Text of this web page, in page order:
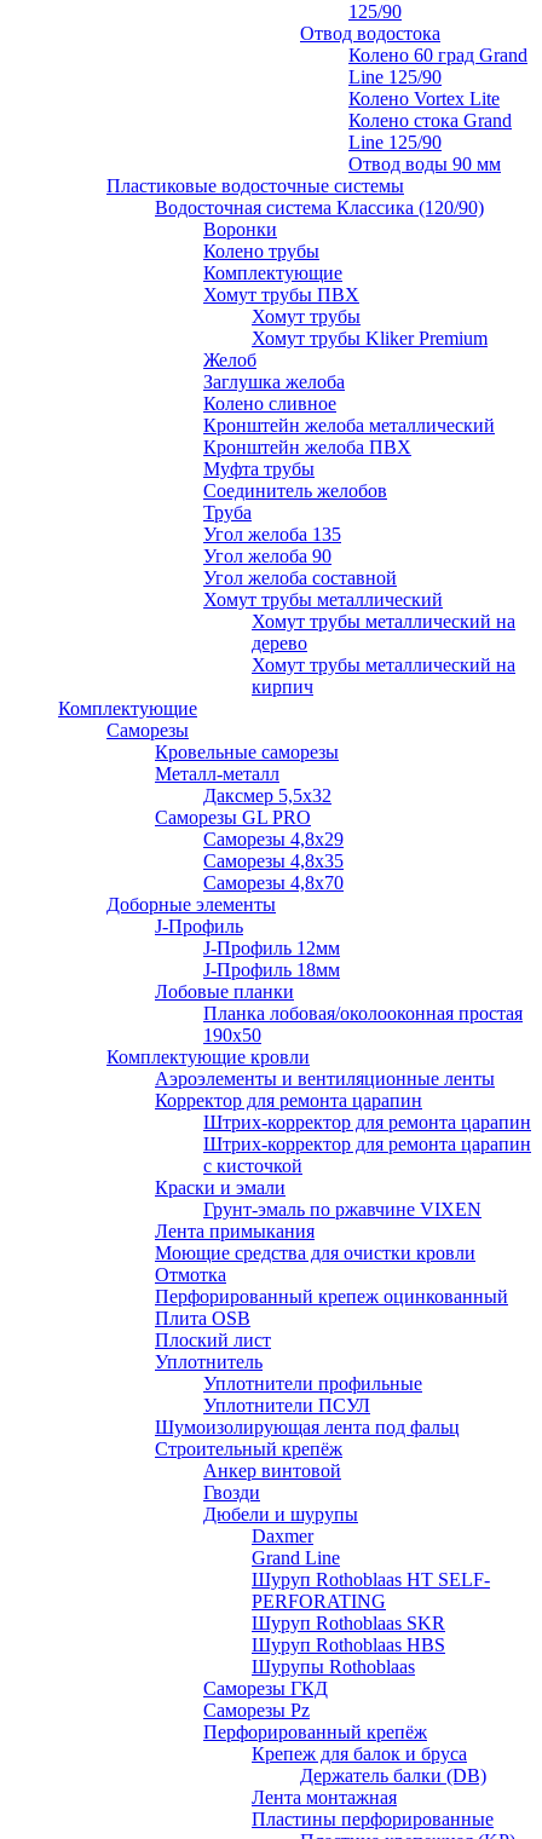
125/90
Отвод водостока
Колено 60 град Grand
Line 125/90
Колено Vortex Lite
Колено стока Grand
Line 125/90
Отвод воды 90 мм
Пластиковые водосточные системы
Водосточная система Классика (120/90)
Воронки
Колено трубы
Комплектующие
Хомут трубы ПВХ
Хомут трубы
Хомут трубы Kliker Premium
Желоб
Заглушка желоба
Колено сливное
Кронштейн желоба металлический
Кронштейн желоба ПВХ
Муфта трубы
Соединитель желобов
Труба
Угол желоба 135
Угол желоба 90
Угол желоба составной
Хомут трубы металлический
Хомут трубы металлический на
дерево
Хомут трубы металлический на
кирпич
Комплектующие
Саморезы
Кровельные саморезы
Металл-металл
Даксмер 5,5х32
Саморезы GL PRO
Сaморезы 4,8х29
Сaморезы 4,8х35
Сaморезы 4,8х70
Доборные элементы
J-Профиль
J-Профиль 12мм
J-Профиль 18мм
Лобовые планки
Планка лобовая/околооконная простая
190х50
Комплектующие кровли
Аэроэлементы и вентиляционные ленты
Корректор для ремонта царапин
Штрих-корректор для ремонта царапин
Штрих-корректор для ремонта царапин
с кисточкой
Краски и эмали
Грунт-эмаль по ржавчине VIXEN
Лента примыкания
Моющие средства для очистки кровли
Отмотка
Перфорированный крепеж оцинкованный
Плита OSB
Плоский лист
Уплотнитель
Уплотнители профильные
Уплотнители ПСУЛ
Шумоизолирующая лента под фальц
Строительный крепёж
Анкер винтовой
Гвозди
Дюбели и шурупы
Daxmer
Grand Line
Шуруп Rothoblaas HT SELF-
PERFORATING
Шуруп Rothoblaas SKR
Шуруп Rothoblaas НВS
Шурупы Rothoblaas
Саморeзы ГКД
Саморезы Pz
Перфорированный крепёж
Крепеж для балок и бруса
Держатель балки (DB)
Лента монтажнaя
Пластины перфорированные